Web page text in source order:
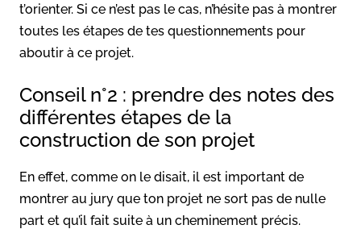
t’orienter. Si ce n’est pas le cas, n’hésite pas à montrer
toutes les étapes de tes questionnements pour
aboutir à ce projet.
Conseil n°2 : prendre des notes des
différentes étapes de la
construction de son projet
En effet, comme on le disait, il est important de
montrer au jury que ton projet ne sort pas de nulle
part et qu’il fait suite à un cheminement précis.